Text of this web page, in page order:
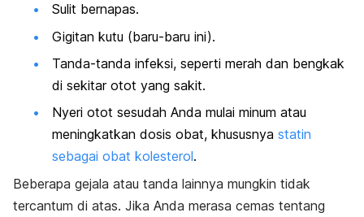
Sulit bernapas.
Gigitan kutu (baru-baru ini).
Tanda-tanda infeksi, seperti merah dan bengkak
di sekitar otot yang sakit.
Nyeri otot sesudah Anda mulai minum atau
meningkatkan dosis obat, khususnya statin
sebagai obat kolesterol.
Beberapa gejala atau tanda lainnya mungkin tidak
tercantum di atas. Jika Anda merasa cemas tentang